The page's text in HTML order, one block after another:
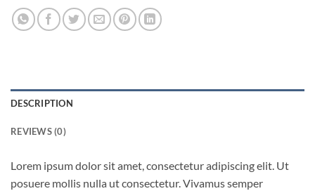
DESCRIPTION
REVIEWS (0)
Lorem ipsum dolor sit amet, consectetur adipiscing elit. Ut
posuere mollis nulla ut consectetur. Vivamus semper